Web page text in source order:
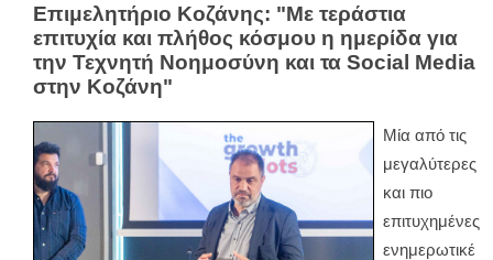
Επιμελητήριο Κοζάνης: "Με τεράστια
επιτυχία και πλήθος κόσμου η ημερίδα για
την Τεχνητή Νοημοσύνη και τα Social Media
στην Κοζάνη"
Μία από τις
μεγαλύτερες
και πιο
επιτυχημένες
ενημερωτικέ